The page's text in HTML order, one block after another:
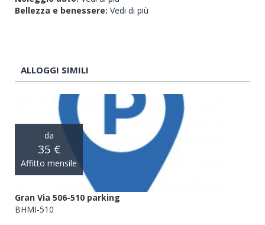
Bellezza e benessere: Vedi di più
ALLOGGI SIMILI
da
35 €
Affitto mensile
Gran Via 506-510 parking
BHMI-510